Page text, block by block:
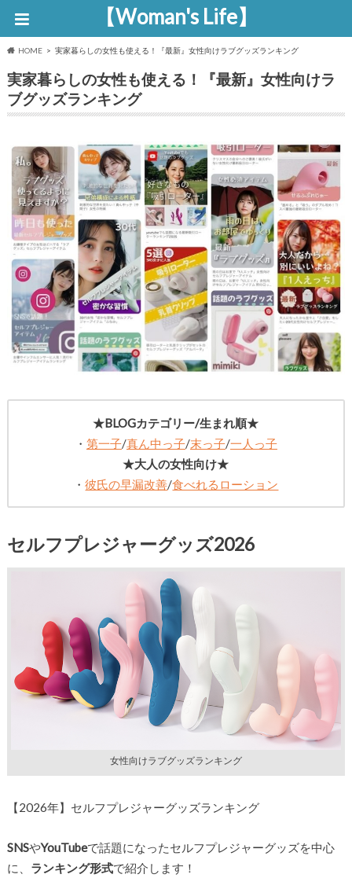
【Woman's Life】
HOME 実家暮らしの女性も使える！『最新』女性向けラブグッズランキング
実家暮らしの女性も使える！『最新』女性向けラ
ブグッズランキング
★BLOGカテゴリー/生まれ順★
・ 第一子/真ん中っ子/末っ子/一人っ子
★大人の女性向け★
・彼氏の早漏改善/食べれるローション
セルフプレジャーグッズ2026
女性向けラブグッズランキング
【2026年】セルフプレジャーグッズランキング
SNSやYouTubeで話題になったセルフプレジャーグッズを中心
に、 ランキング形式で紹介します！